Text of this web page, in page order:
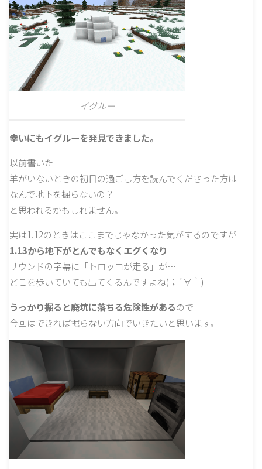
イグルー
幸いにもイグルーを発見できました。
以前書いた
羊がいないときの初日の過ごし方を読んでくださった方は
なんで地下を掘らないの？
と思われるかもしれません。
実は1.12のときはここまでじゃなかった気がするのですが
1.13から地下がとんでもなくエグくなり
サウンドの字幕に「トロッコが走る」が…
どこを歩いていても出てくるんですよね(；´∀｀)
うっかり掘ると廃坑に落ちる危険性があるので
今回はできれば掘らない方向でいきたいと思います。